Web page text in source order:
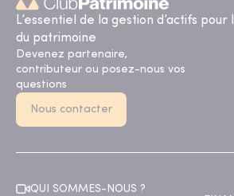
L’essentiel de la gestion d’actifs
du patrimoine
Devenez partenaire,
contributeur ou posez-nous vos
questions
Nous contacter
QUI SOMMES-NOUS ?